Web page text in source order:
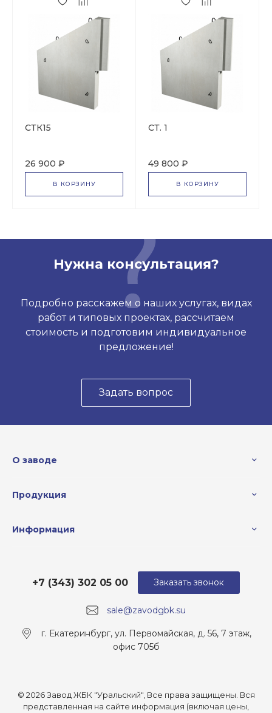
СТК15
26 900 ₽
В КОРЗИНУ
СТ. 1
49 800 ₽
В КОРЗИНУ
Нужна консультация?
Подробно расскажем о наших услугах, видах
работ и типовых проектах, рассчитаем
стоимость и подготовим индивидуальное
предложение!
Задать вопрос
О заводе
Продукция
Информация
sale@zavodgbk.su
+7 (343) 302 05 00
г. Екатеринбург, ул. Первомайская, д. 56, 7 этаж,
офис 705б
Заказать звонок
© 2026 Завод ЖБК "Уральский", Все права защищены. Вся
представленная на сайте информация (включая цены,